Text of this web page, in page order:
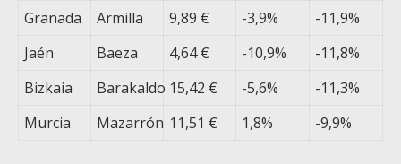
Granada Armilla 9,89 € -3,9%
-11,9%
Jaén
Baeza 4,64 € -10,9%
-11,8%
Bizkaia
Barakaldo 15,42 € -5,6%
-11,3%
Murcia
Mazarrón 11,51 € 1,8% -9,9%